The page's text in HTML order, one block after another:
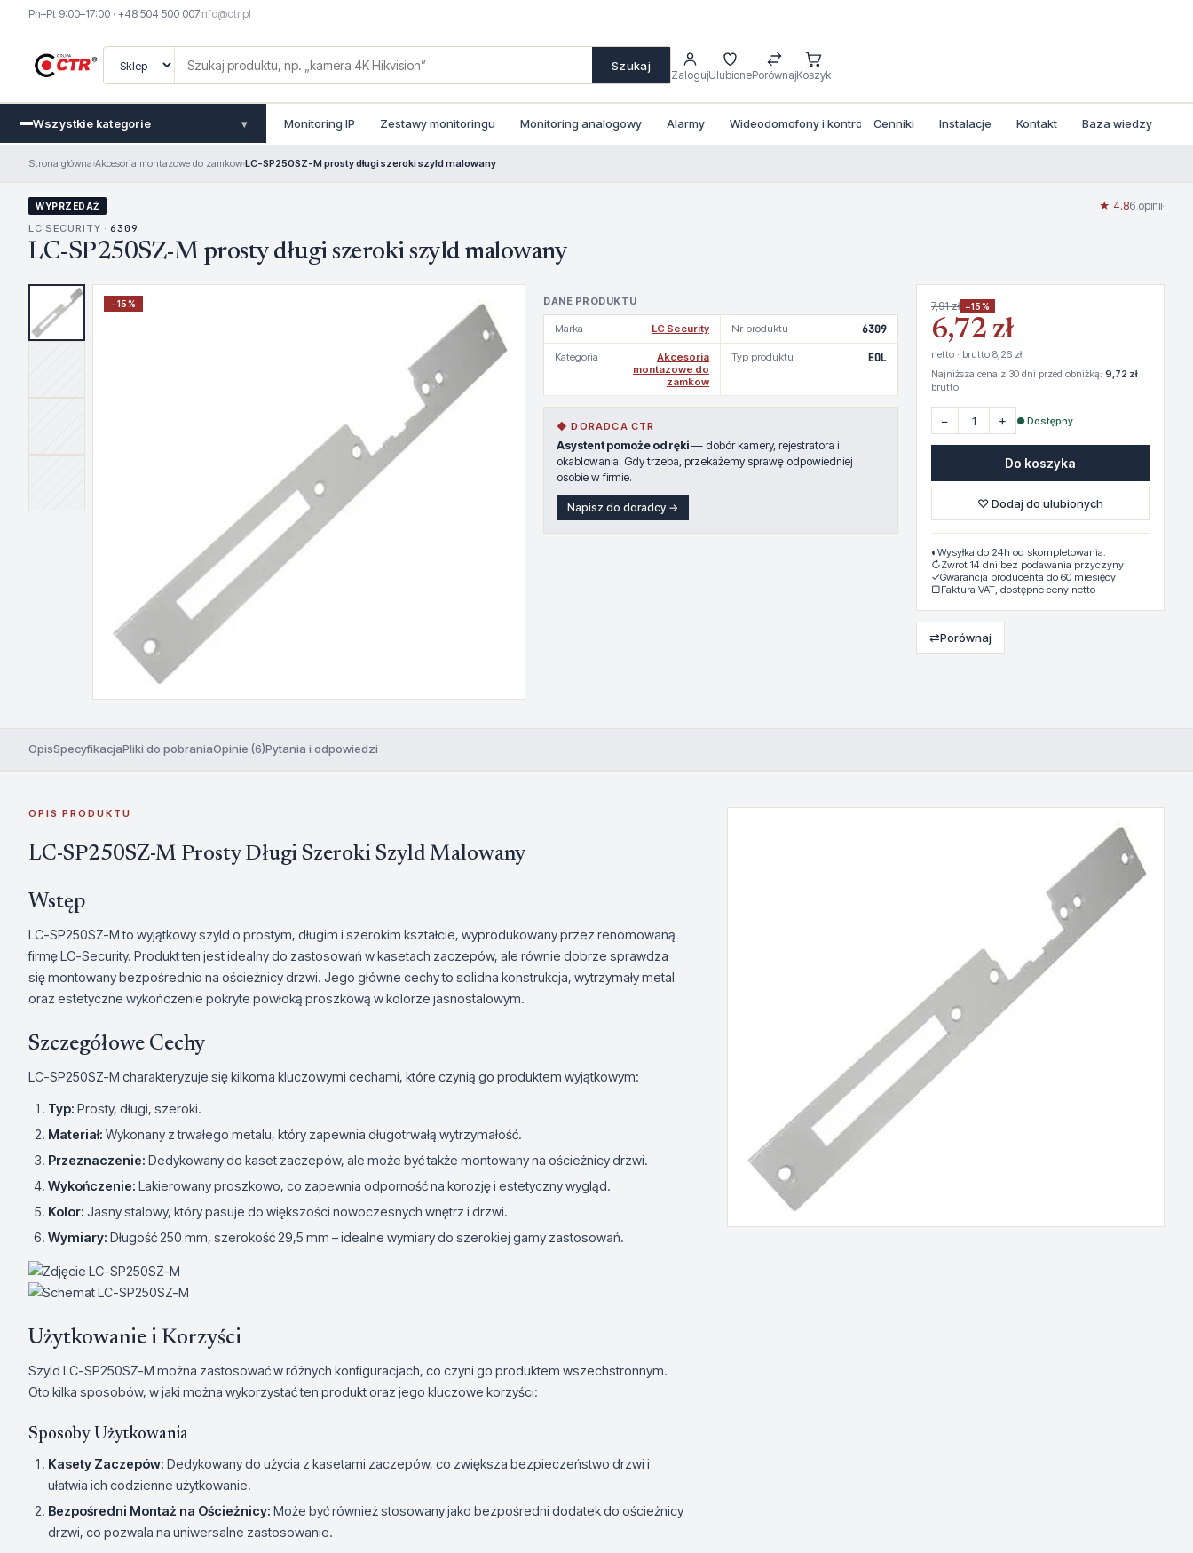
Pn–Pt 9:00–17:00 · +48 504 500 007info@ctr.pl
Szukaj
ZalogujUlubionePorównajKoszyk
Wszystkie kategorie ▾ Monitoring IP Zestawy monitoringu Monitoring analogowy Alarmy Wideodomofony i kontrola dostepu
Cenniki Instalacje Kontakt Baza wiedzy
Strona główna›Akcesoria montazowe do zamkow›LC-SP250SZ-M prosty długi szeroki szyld malowany
WYPRZEDAŻ
LC SECURITY · 6309
LC-SP250SZ-M prosty długi szeroki szyld malowany
★ 4.86 opinii·
−15% DANE PRODUKTU
Marka LC Security Nr produktu 6309
Kategoria
Akcesoria
montazowe do
zamkow
Typ produktu EOL
◆ DORADCA CTR
Asystent pomoże od ręki — dobór kamery, rejestratora i
okablowania. Gdy trzeba, przekażemy sprawę odpowiedniej
osobie w firmie.
Napisz do doradcy →
7,91 zł −15%
6,72 zł
netto · brutto 8,26 zł
Najniższa cena z 30 dni przed obniżką: 9,72 zł
brutto
− + ● Dostępny
Do koszyka
♡ Dodaj do ulubionych
◐ Wysyłka do 24h od skompletowania.
↻Zwrot 14 dni bez podawania przyczyny
✓Gwarancja producenta do 60 miesięcy
▢Faktura VAT, dostępne ceny netto
⇄Porównaj
OpisSpecyfikacjaPliki do pobraniaOpinie (6)Pytania i odpowiedzi
OPIS PRODUKTU
LC-SP250SZ-M Prosty Długi Szeroki Szyld Malowany
Wstęp
LC-SP250SZ-M to wyjątkowy szyld o prostym, długim i szerokim kształcie, wyprodukowany przez renomowaną
firmę LC-Security. Produkt ten jest idealny do zastosowań w kasetach zaczepów, ale równie dobrze sprawdza
się montowany bezpośrednio na ościeżnicy drzwi. Jego główne cechy to solidna konstrukcja, wytrzymały metal
oraz estetyczne wykończenie pokryte powłoką proszkową w kolorze jasnostalowym.
Szczegółowe Cechy
LC-SP250SZ-M charakteryzuje się kilkoma kluczowymi cechami, które czynią go produktem wyjątkowym:
Typ: Prosty, długi, szeroki.
Materiał: Wykonany z trwałego metalu, który zapewnia długotrwałą wytrzymałość.
Przeznaczenie: Dedykowany do kaset zaczepów, ale może być także montowany na ościeżnicy drzwi.
Wykończenie: Lakierowany proszkowo, co zapewnia odporność na korozję i estetyczny wygląd.
Kolor: Jasny stalowy, który pasuje do większości nowoczesnych wnętrz i drzwi.
Wymiary: Długość 250 mm, szerokość 29,5 mm – idealne wymiary do szerokiej gamy zastosowań.
Użytkowanie i Korzyści
Szyld LC-SP250SZ-M można zastosować w różnych konfiguracjach, co czyni go produktem wszechstronnym.
Oto kilka sposobów, w jaki można wykorzystać ten produkt oraz jego kluczowe korzyści:
Sposoby Użytkowania
Kasety Zaczepów: Dedykowany do użycia z kasetami zaczepów, co zwiększa bezpieczeństwo drzwi i
ułatwia ich codzienne użytkowanie.
Bezpośredni Montaż na Ościeżnicy: Może być również stosowany jako bezpośredni dodatek do ościeżnicy
drzwi, co pozwala na uniwersalne zastosowanie.